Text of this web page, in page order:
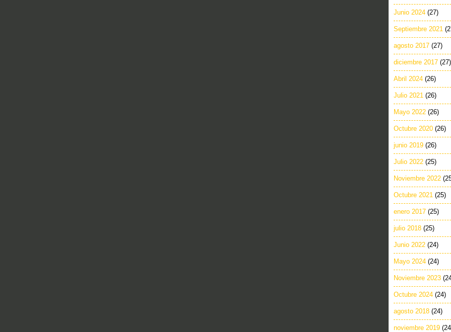
Junio 2024 (27)
Septiembre 2021
agosto 2017 (27)
diciembre 2017 (27)
Abril 2024 (26)
Julio 2021 (26)
Mayo 2022 (26)
Octubre 2020 (26)
junio 2019 (26)
Julio 2022 (25)
Noviembre 2022
Octubre 2021 (25)
enero 2017 (25)
julio 2018 (25)
Junio 2022 (24)
Mayo 2024 (24)
Noviembre 2023
Octubre 2024 (24)
agosto 2018 (24)
noviembre 2019